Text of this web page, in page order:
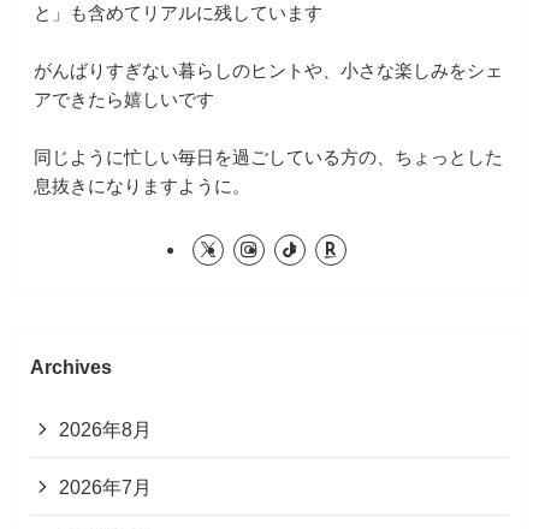
と」も含めてリアルに残しています
がんばりすぎない暮らしのヒントや、小さな楽しみをシェ
アできたら嬉しいです
同じように忙しい毎日を過ごしている方の、ちょっとした
息抜きになりますように。
Archives
2026年8月
2026年7月